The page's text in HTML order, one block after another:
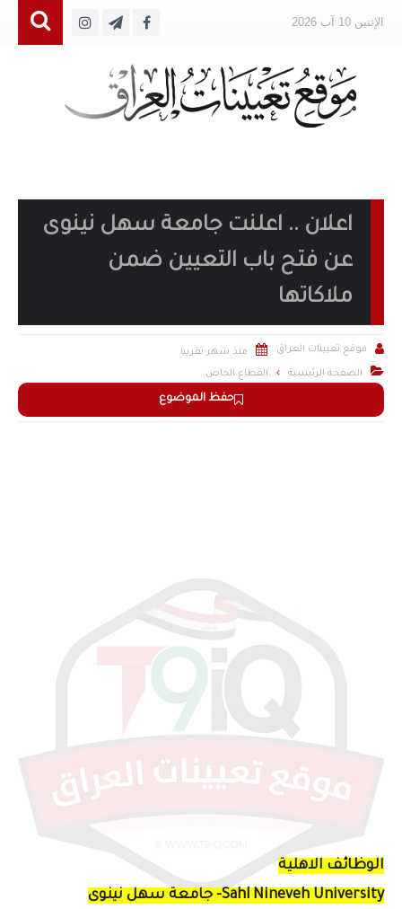
الإثنين 10 آب 2026
اعلان .. اعلنت جامعة سهل نينوى
عن فتح باب التعيين ضمن
ملاكاتها
حفظ الموضوع
 موقع تعيينات العراق  منذ شهر تقريبا
 الصفحة الرئيسية القطاع الخاص
الوظائف الاهلية
Sahl Nineveh University- جامعة سهل نينوى